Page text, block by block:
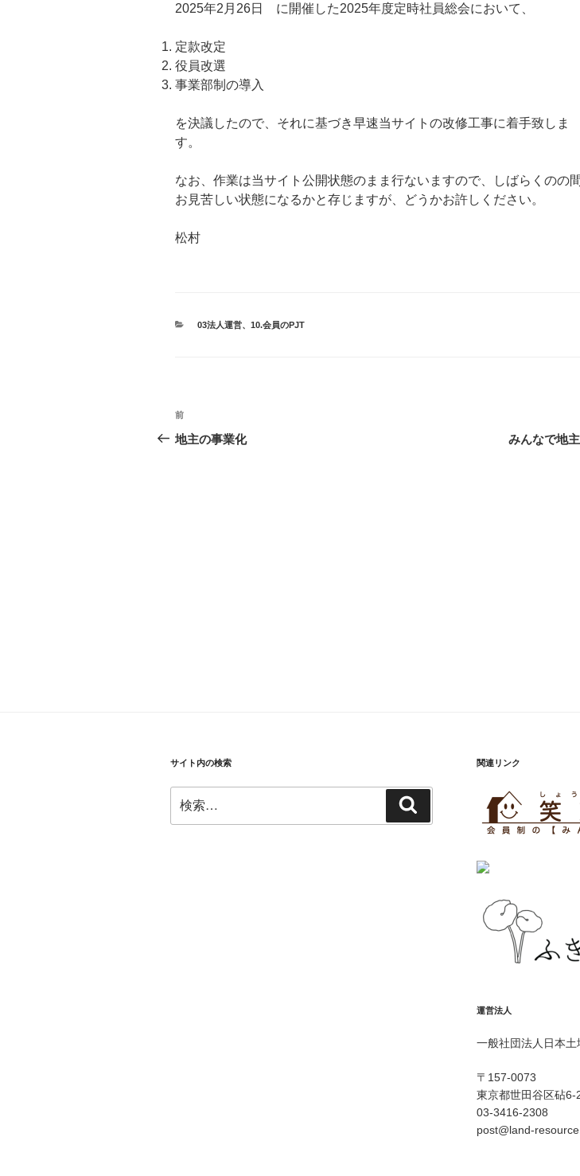
2025年2月26日 に開催した2025年度定時社員総会において、
定款改定
役員改選
事業部制の導入
を決議したので、それに基づき早速当サイトの改修工事に着手致しま
す。
なお、作業は当サイト公開状態のまま行ないますので、しばらくのの間
お見苦しい状態になるかと存じますが、どうかお許しください。
松村
カ
03法人運営、 10.会員のPJT
投
稿
前
の
前
地主の事業化 みんなで地
サイト内の検索
索:
索
関連リンク
運営法人
一般社団法人日本土
〒157-0073
東京都世田谷区砧
03-3416-2308
post@land-